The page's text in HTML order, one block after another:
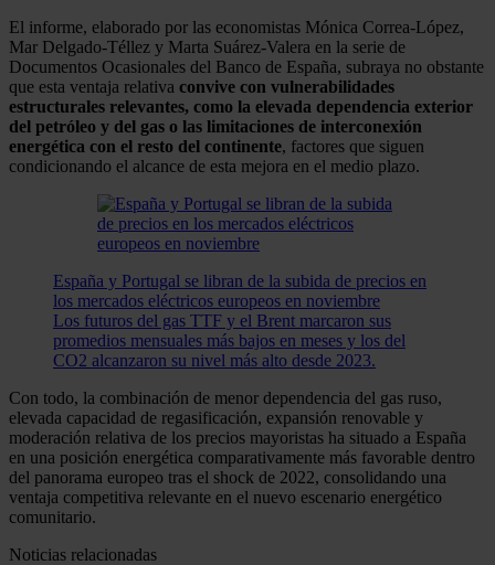
El informe, elaborado por las economistas Mónica Correa-López,
Mar Delgado-Téllez y Marta Suárez-Valera en la serie de
Documentos Ocasionales del Banco de España, subraya no obstante
que esta ventaja relativa convive con vulnerabilidades
estructurales relevantes, como la elevada dependencia exterior
del petróleo y del gas o las limitaciones de interconexión
energética con el resto del continente, factores que siguen
condicionando el alcance de esta mejora en el medio plazo.
España y Portugal se libran de la subida de precios en
los mercados eléctricos europeos en noviembre
Los futuros del gas TTF y el Brent marcaron sus
promedios mensuales más bajos en meses y los del
CO2 alcanzaron su nivel más alto desde 2023.
Con todo, la combinación de menor dependencia del gas ruso,
elevada capacidad de regasificación, expansión renovable y
moderación relativa de los precios mayoristas ha situado a España
en una posición energética comparativamente más favorable dentro
del panorama europeo tras el shock de 2022, consolidando una
ventaja competitiva relevante en el nuevo escenario energético
comunitario.
Noticias relacionadas